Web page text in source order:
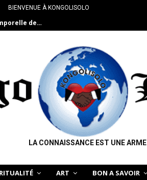
BIENVENUE À KONGOLISOLO
de…
LA CONNAISSANCE EST UNE ARME
ART BON A SAVOIR